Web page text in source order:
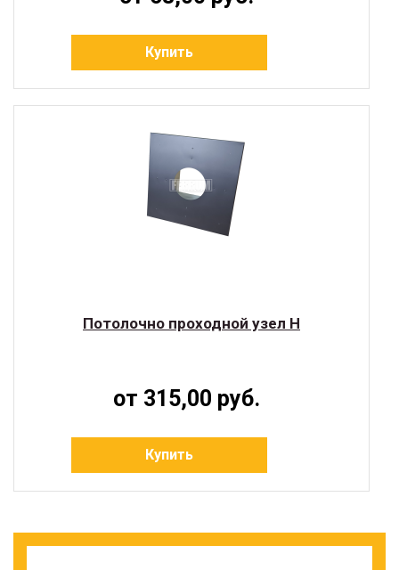
Купить
Потолочно проходной узел Н
от 315,00 руб.
Купить